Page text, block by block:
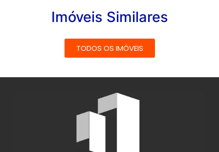
Imóveis Similares
TODOS OS IMÓVEIS